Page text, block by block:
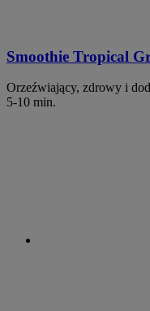
Smoothie Tropical
Orzeźwiający, zdrowy i
5-10 min.